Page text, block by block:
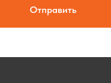
Отправить